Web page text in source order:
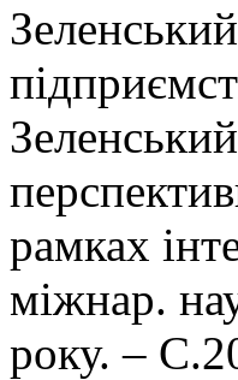
рамках
міжнар.
року. –